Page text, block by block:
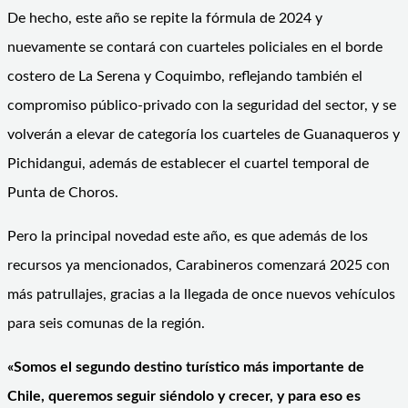
De hecho, este año se repite la fórmula de 2024 y
nuevamente se contará con cuarteles policiales en el borde
costero de La Serena y Coquimbo, reflejando también el
compromiso público-privado con la seguridad del sector, y se
volverán a elevar de categoría los cuarteles de Guanaqueros y
Pichidangui, además de establecer el cuartel temporal de
Punta de Choros.
Pero la principal novedad este año, es que además de los
recursos ya mencionados, Carabineros comenzará 2025 con
más patrullajes, gracias a la llegada de once nuevos vehículos
para seis comunas de la región.
«Somos el segundo destino turístico más importante de
Chile, queremos seguir siéndolo y crecer, y para eso es